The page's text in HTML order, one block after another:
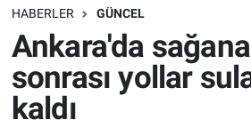
HABERLER GÜNCEL
Ankara'da
sonrası yollar
kaldı